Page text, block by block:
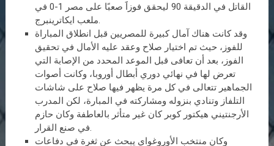
القاتل في الدقيقة 90 ليحقق فوزاََ صعبًا على مصر 1-0 في
ملعب ايكاترينبرج.
وقد كانت هناك آمال كبيرة للمصريين قبل انطلاق المباراة
للفوز، حيث تم اختيار صلاح وعقد عليه الأمال في تحقيق
الفوز، بعد أن تعافى قبل الموعد المحدد من الإصابة التي
تعرض لها في نهائي دوري أبطال أوروبا، وكانت أصوات
الجماهير تتعالى في كل مرة يظهر فيها صلاح على شاشات
التلفاز وتنادي بنزوله ومشاركته في المبارة، لكن المدرب
الأرجنتيني هيكتور كوبر كان غير متأثر بالعاطفة وكان حازم
في صنع القرار.
وكان منتخب الأوروغواي يبحث عن ثغرة في دفاعات